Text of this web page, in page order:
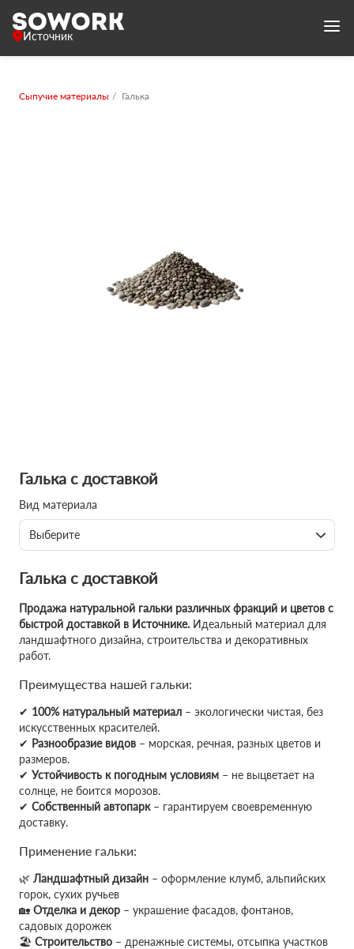
Источник
Сыпучие материалы Галька
Галька с доставкой
Вид материала
Выберите
Галька с доставкой
Продажа натуральной гальки различных фракций и цветов с
быстрой доставкой в Источнике. Идеальный материал для
ландшафтного дизайна, строительства и декоративных
работ.
Преимущества нашей гальки:
✔ 100% натуральный материал – экологически чистая, без
искусственных красителей.
✔ Разнообразие видов – морская, речная, разных цветов и
размеров.
✔ Устойчивость к погодным условиям – не выцветает на
солнце, не боится морозов.
✔ Собственный автопарк– гарантируем своевременную
доставку.
Применение гальки:
🌿 Ландшафтный дизайн – оформление клумб, альпийских
горок, сухих ручьев
🏡 Отделка и декор – украшение фасадов, фонтанов,
садовых дорожек
🏖 Строительство – дренажные системы, отсыпка участков